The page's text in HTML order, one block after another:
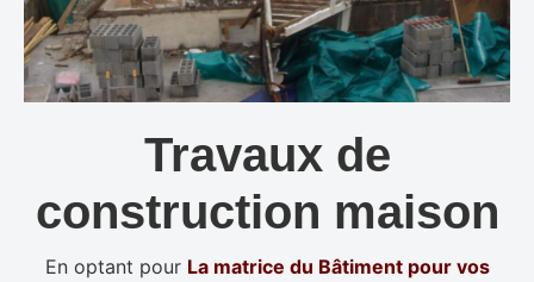
Travaux de
construction maison
En optant pour La matrice du Bâtiment pour vos